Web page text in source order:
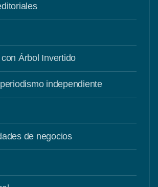
Árbol Invertido
independiente
de negocios